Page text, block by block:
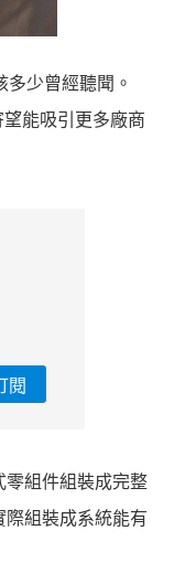
少曾經聽聞。
能吸引更多廠商
閱
零組件組裝成完整
組裝成系統能有